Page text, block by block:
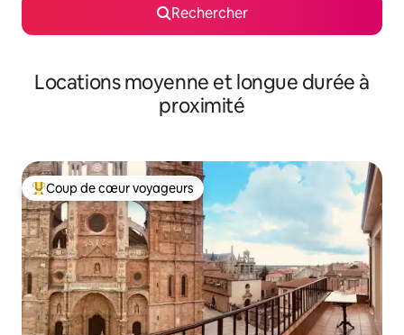
Rechercher
Locations moyenne et longue durée à
proximité
Coups de cœur voyageurs les plus appréciés
Coup de cœur voyageurs